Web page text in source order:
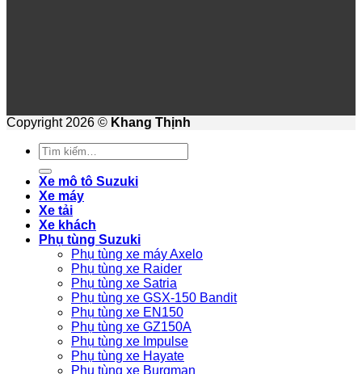
Copyright 2026 © Khang Thịnh
Tìm
kiếm:
Xe mô tô Suzuki
Xe máy
Xe tải
Xe khách
Phụ tùng Suzuki
Phụ tùng xe máy Axelo
Phụ tùng xe Raider
Phụ tùng xe Satria
Phụ tùng xe GSX-150 Bandit
Phụ tùng xe EN150
Phụ tùng xe GZ150A
Phụ tùng xe Impulse
Phụ tùng xe Hayate
Phụ tùng xe Burgman